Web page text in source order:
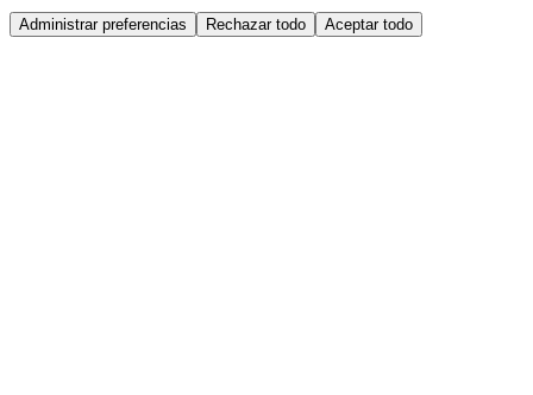
Administrar preferencias Rechazar todo Aceptar todo